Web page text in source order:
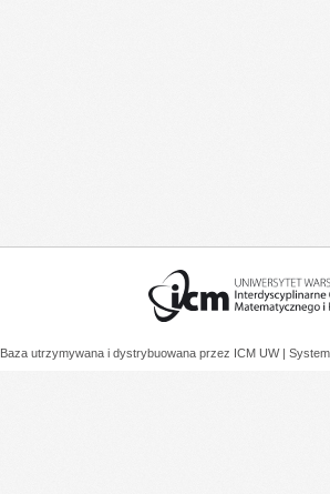
Baza utrzymywana i dystrybuowana przez ICM UW |